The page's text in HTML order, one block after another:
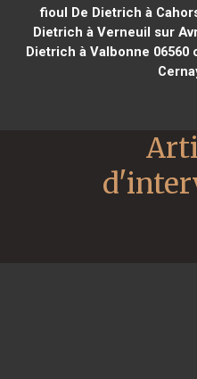
fioul De Dietrich à
Dietrich à Verneuil sur
Dietrich à Valbonne 06560